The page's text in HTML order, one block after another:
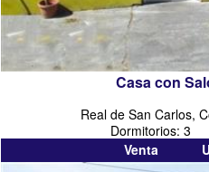
Casa con
Real de San Carlos,
Venta